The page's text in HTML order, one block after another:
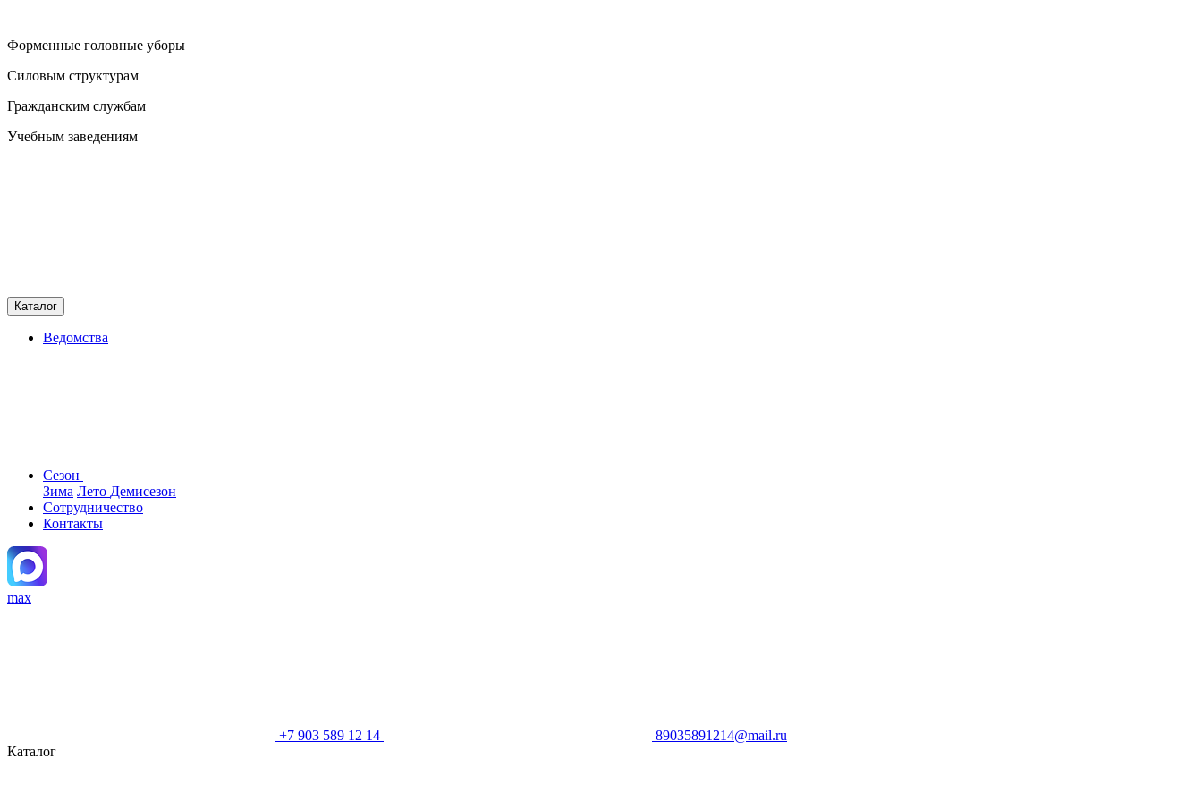
Форменные головные уборы
Силовым структурам
Гражданским службам
Учебным заведениям
Каталог
Ведомства
Сезон
Зима Лето Демисезон
Сотрудничество
Контакты
max
+7 903 589 12 14
89035891214@mail.ru
Каталог